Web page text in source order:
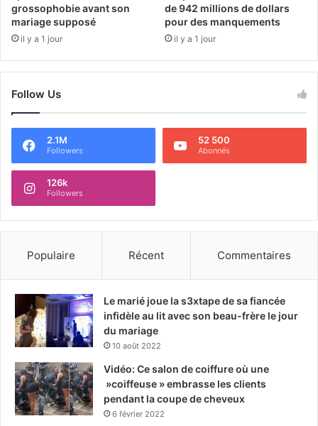
grossophobie avant son
mariage supposé
il y a 1 jour
de 942 millions de dollars
pour des manquements
il y a 1 jour
Follow Us
2.1M
Followers
52 500
Abonnés
126k
Followers
Populaire Récent Commentaires
Le marié joue la s3xtape de sa fiancée
infidèle au lit avec son beau-frère le jour
du mariage
10 août 2022
Vidéo: Ce salon de coiffure où une
»coiffeuse » embrasse les clients
pendant la coupe de cheveux
6 février 2022